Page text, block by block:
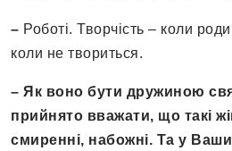
– Роботі. Творчість – коли
коли не твориться.
– Як воно бути дружиною
прийнято вважати, що такі
смиренні, набожні. Та у